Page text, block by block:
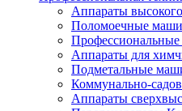
Аппараты
Поломоечные
Аппараты для
Подметальные
Коммунально-
Аппараты